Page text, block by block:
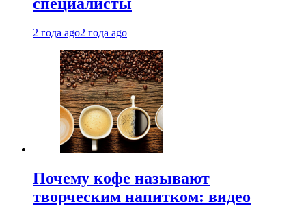
2 года ago2 года ago
Почему кофе называют
творческим напитком: видео